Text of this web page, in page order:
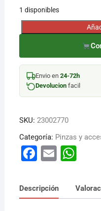
1 disponibles
TENDEDERO
PLEGABLE
3M
cantidadEnvio en 24-72h
Devolucionfacil
SKU: 23002770
Categoría: Pinzas y
F
c
e
E
ai
l
W
at
s
Descripción